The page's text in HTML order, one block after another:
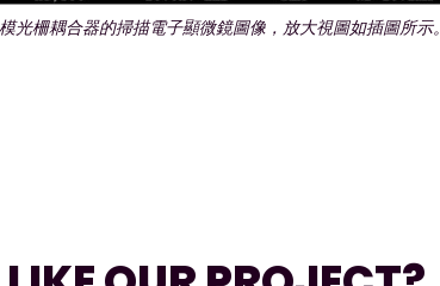
光柵耦合器的掃描電子顯微鏡圖像，放大視圖如插圖所示。